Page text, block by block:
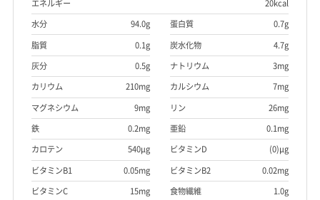
エネルギー 20kcal
水分 94.0g 蛋白質 0.7g
脂質 0.1g 炭水化物 4.7g
灰分 0.5g ナトリウム 3mg
カリウム 210mg カルシウム 7mg
マグネシウム 9mg リン 26mg
鉄 0.2mg 亜鉛 0.1mg
カロテン 540μg ビタミンD (0)μg
ビタミンB1 0.05mg ビタミンB2 0.02mg
ビタミンC 15mg 食物繊維 1.0g